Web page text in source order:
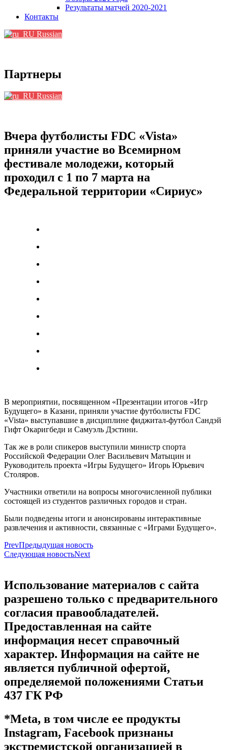
Результаты матчей 2020-2021
Контакты
Russian
Партнеры
Russian
Вчера футболисты FDC «Vista»
приняли участие во Всемирном
фестивале молодежи, который
проходил с 1 по 7 марта на
Федеральной территории «Сириус»
В мероприятии, посвященном «Презентации итогов «Игр
Будущего» в Казани, приняли участие футболисты FDC
«Vista» выступавшие в дисциплине фиджитал-футбол Сандэй
Гифт Окаригбеди и Самуэль Дэстини.
Так же в роли спикеров выступили министр спорта
Российской Федерации Олег Васильевич Матыцин и
Руководитель проекта «Игры Будущего» Игорь Юрьевич
Столяров.
Участники ответили на вопросы многочисленной публики
состоящей из студентов различных городов и стран.
Были подведены итоги и анонсированы интерактивные
развлечения и активности, связанные с «Играми Будущего».
PrevПредыдущая новость
Следующая новостьNext
Использование материалов с сайта
разрешено только с предварительного
согласия правообладателей.
Предоставленная на сайте
информация несет справочный
характер. Информация на сайте не
является публичной офертой,
определяемой положениями Статьи
437 ГК РФ
*Meta, в том числе ее продукты
Instagram, Facebook признаны
экстремистской организацией в